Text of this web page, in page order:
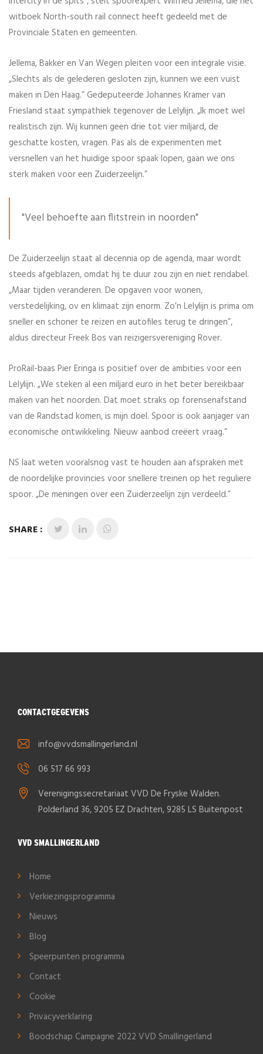
witboekNorth-south rail connect heeft gedeeld met de
Provinciale Staten en gemeenten.
Jellema, Bakker en Van Wegen pleiten voor een integrale visie.
„Slechts als de gelederen gesloten zijn, kunnen we een vuist
maken in Den Haag.” Gedeputeerde Johannes Kramer van
Friesland staat sympathiek tegenover de Lelylijn. „Ik moet wel
realistisch zijn. Wij kunnen geen drie tot vier miljard, de
geschatte kosten, vragen. Pas als de experimenten met
versnellen van het huidige spoor spaak lopen, gaan we ons
sterk maken voor een Zuiderzeelijn.”
"Veel behoefte aan flitstrein in noorden"
De Zuiderzeelijn staat al decennia op de agenda, maar wordt
steeds afgeblazen, omdat hij te duur zou zijn en niet rendabel.
„Maar tijden veranderen. De opgaven voor wonen,
verstedelijking, ov en klimaat zijn enorm. Zo’n Lelylijn is prima om
sneller en schoner te reizen en autofiles terug te dringen”,
aldus directeur Freek Bos van reizigersvereniging Rover.
ProRail-baas Pier Eringa is positief over de ambities voor een
Lelylijn. „We steken al een miljard euro in het beter bereikbaar
maken van het noorden. Dat moet straks op forensenafstand
van de Randstad komen, is mijn doel. Spoor is ook aanjager van
economische ontwikkeling. Nieuw aanbod creëert vraag.”
NS laat weten vooralsnog vast te houden aan afspraken met
de noordelijke provincies voor snellere treinen op het reguliere
spoor. „De meningen over een Zuiderzeelijn zijn verdeeld.”
SHARE :
CONTACTGEGEVENS
info@vvdsmallingerland.nl
06 517 66 993
Verenigingssecretariaat VVD De Fryske Walden.
Polderland 36, 9205 EZ Drachten, 9285 LS Buitenpost
VVD SMALLINGERLAND
Home
Verkiezingsprogramma
Nieuws
Blog
Speerpunten programma
Contact
Cookie
Privacyverklaring
Boodschap Campagne 2022 VVD Smallingerland